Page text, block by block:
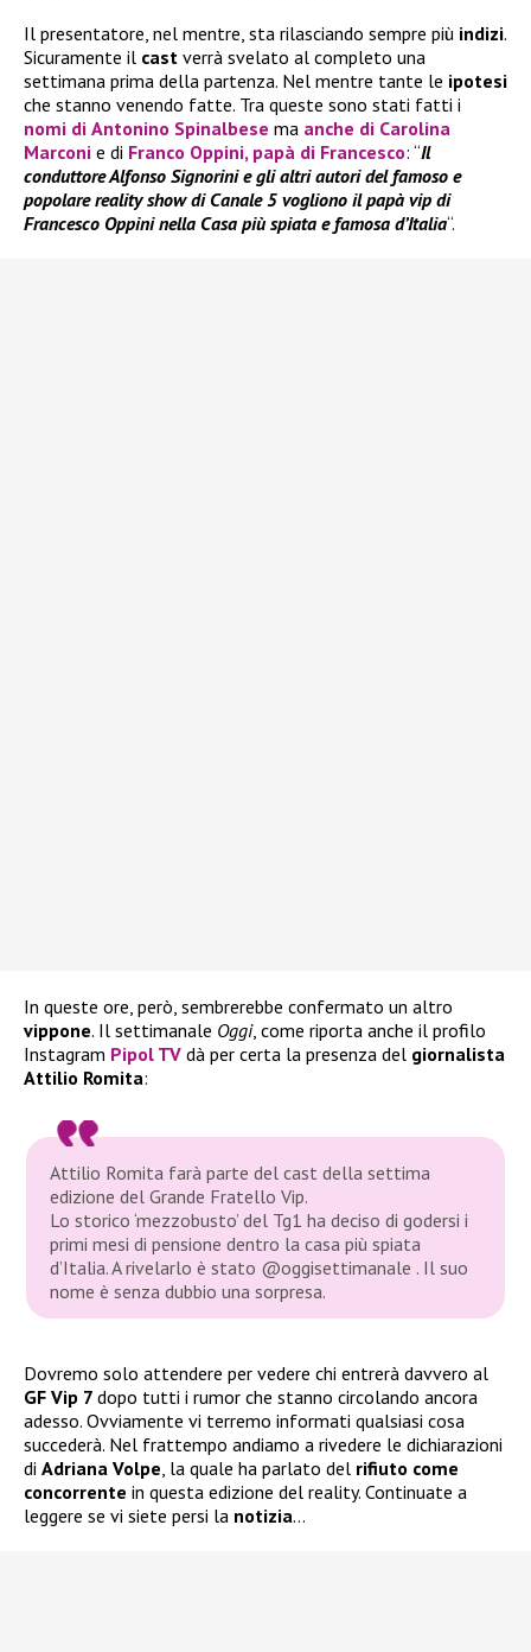
Il presentatore, nel mentre, sta rilasciando sempre più indizi.
Sicuramente il cast verrà svelato al completo una
settimana prima della partenza. Nel mentre tante le ipotesi
che stanno venendo fatte. Tra queste sono stati fatti i
nomi di Antonino Spinalbese ma anche di Carolina
Marconi e di Franco Oppini, papà di Francesco: “Il
conduttore Alfonso Signorini e gli altri autori del famoso e
popolare reality show di Canale 5 vogliono il papà vip di
Francesco Oppini nella Casa più spiata e famosa d’Italia“.
In queste ore, però, sembrerebbe confermato un altro
vippone. Il settimanale Oggi, come riporta anche il profilo
Instagram Pipol TV dà per certa la presenza del giornalista
Attilio Romita:
Attilio Romita farà parte del cast della settima
edizione del Grande Fratello Vip.
Lo storico ‘mezzobusto’ del Tg1 ha deciso di godersi i
primi mesi di pensione dentro la casa più spiata
d’Italia. A rivelarlo è stato @oggisettimanale . Il suo
nome è senza dubbio una sorpresa.
Dovremo solo attendere per vedere chi entrerà davvero al
GF Vip 7 dopo tutti i rumor che stanno circolando ancora
adesso. Ovviamente vi terremo informati qualsiasi cosa
succederà. Nel frattempo andiamo a rivedere le dichiarazioni
di Adriana Volpe , la quale ha parlato del rifiuto come
concorrente in questa edizione del reality. Continuate a
leggere se vi siete persi la notizia…